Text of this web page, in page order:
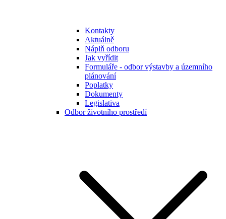
Kontakty
Aktuálně
Náplň odboru
Jak vyřídit
Formuláře - odbor výstavby a územního
plánování
Poplatky
Dokumenty
Legislativa
Odbor životního prostředí